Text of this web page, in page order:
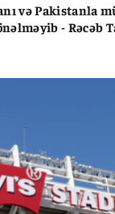
və Pakistanla
- Rəcəb